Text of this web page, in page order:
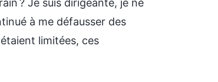
? Je suis dirigeante, je ne
à me défausser des
limitées, ces